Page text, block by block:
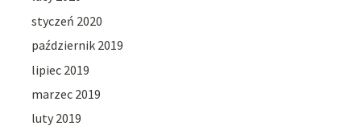
styczeń 2020
październik 2019
lipiec 2019
marzec 2019
luty 2019